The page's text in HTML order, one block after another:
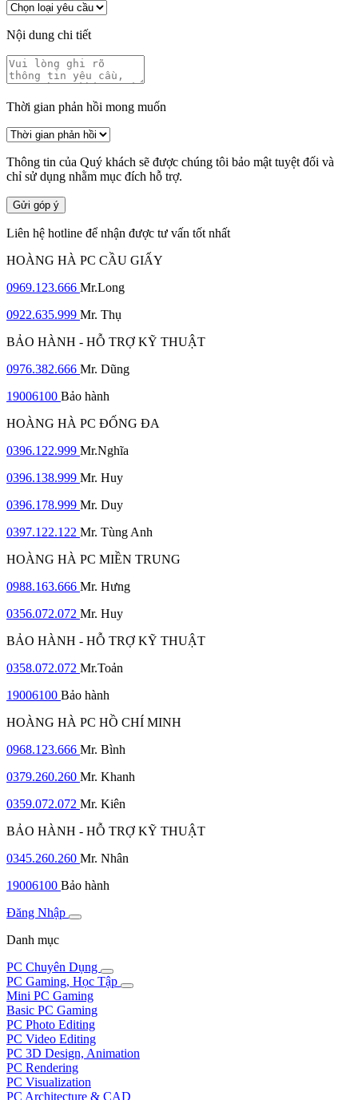
Nội dung chi tiết
Thời gian phản hồi mong muốn
Thông tin của Quý khách sẽ được chúng tôi bảo mật tuyệt đối và
chỉ sử dụng nhằm mục đích hỗ trợ.
Gửi góp ý
Liên hệ hotline để nhận được tư vấn tốt nhất
HOÀNG HÀ PC CẦU GIẤY
0969.123.666 Mr.Long
0922.635.999 Mr. Thụ
BẢO HÀNH - HỖ TRỢ KỸ THUẬT
0976.382.666 Mr. Dũng
19006100 Bảo hành
HOÀNG HÀ PC ĐỐNG ĐA
0396.122.999 Mr.Nghĩa
0396.138.999 Mr. Huy
0396.178.999 Mr. Duy
0397.122.122 Mr. Tùng Anh
HOÀNG HÀ PC MIỀN TRUNG
0988.163.666 Mr. Hưng
0356.072.072 Mr. Huy
BẢO HÀNH - HỖ TRỢ KỸ THUẬT
0358.072.072 Mr.Toản
19006100 Bảo hành
HOÀNG HÀ PC HỒ CHÍ MINH
0968.123.666 Mr. Bình
0379.260.260 Mr. Khanh
0359.072.072 Mr. Kiên
BẢO HÀNH - HỖ TRỢ KỸ THUẬT
0345.260.260 Mr. Nhân
19006100 Bảo hành
Đăng Nhập
Danh mục
PC Chuyên Dụng
PC Gaming, Học Tập
Mini PC Gaming
Basic PC Gaming
PC Photo Editing
PC Video Editing
PC 3D Design, Animation
PC Rendering
PC Visualization
PC Architecture & CAD